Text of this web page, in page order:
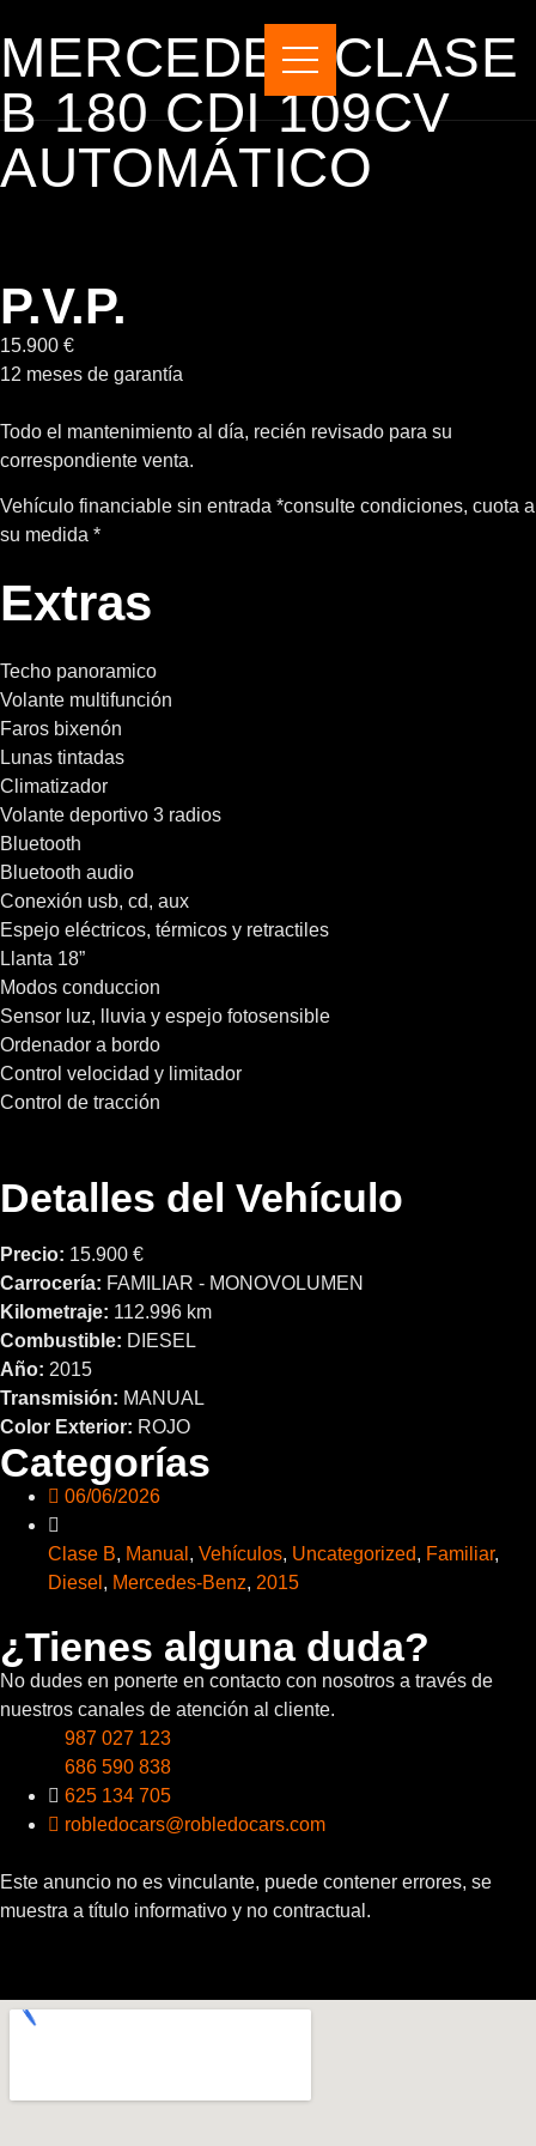
MERCEDES CLASE
B 180 CDI 109CV
AUTOMÁTICO
P.V.P.
15.900 €
12 meses de garantía
Todo el mantenimiento al día, recién revisado para su
correspondiente venta.
Vehículo financiable sin entrada *consulte condiciones, cuota a
su medida *
Extras
Techo panoramico
Volante multifunción
Faros bixenón
Lunas tintadas
Climatizador
Volante deportivo 3 radios
Bluetooth
Bluetooth audio
Conexión usb, cd, aux
Espejo eléctricos, térmicos y retractiles
Llanta 18”
Modos conduccion
Sensor luz, lluvia y espejo fotosensible
Ordenador a bordo
Control velocidad y limitador
Control de tracción
Detalles del Vehículo
Precio: 15.900 €
Carrocería: FAMILIAR - MONOVOLUMEN
Kilometraje: 112.996 km
Combustible: DIESEL
Año: 2015
Transmisión: MANUAL
Color Exterior: ROJO
Categorías
06/06/2026
Clase B, Manual , Vehículos, Uncategorized, Familiar,
Diesel , Mercedes-Benz, 2015
¿Tienes alguna duda?
No dudes en ponerte en contacto con nosotros a través de
nuestros canales de atención al cliente.
987 027 123
686 590 838
625 134 705
robledocars@robledocars.com
Este anuncio no es vinculante, puede contener errores, se
muestra a título informativo y no contractual.